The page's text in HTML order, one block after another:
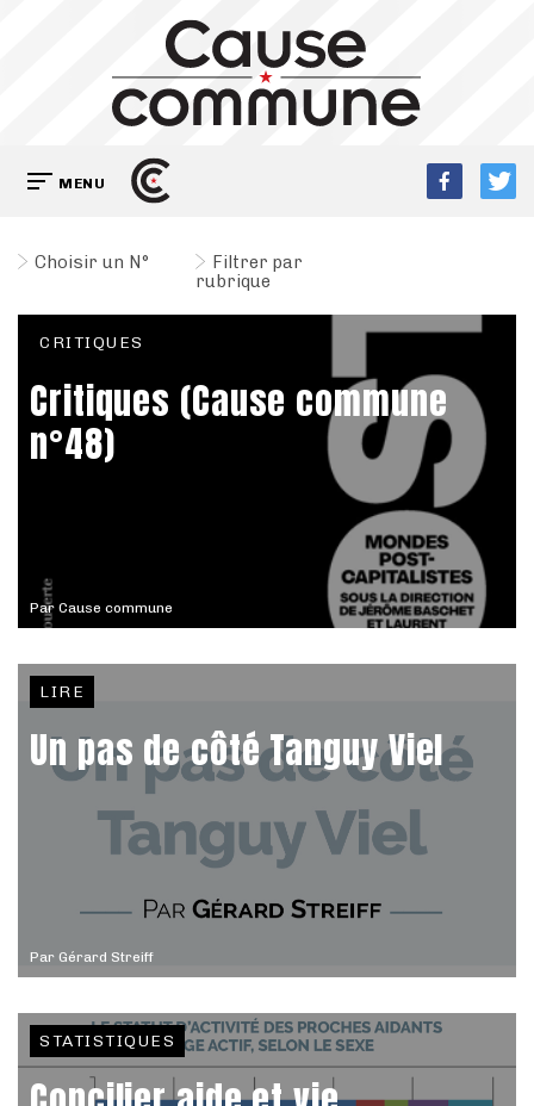
MENU
Choisir un N°
Filtrer par
rubrique
Par Cause commune
CRITIQUES
Critiques (Cause commune
n°48)
Par Gérard Streiff
LIRE
Un pas de côté Tanguy Viel
STATISTIQUES